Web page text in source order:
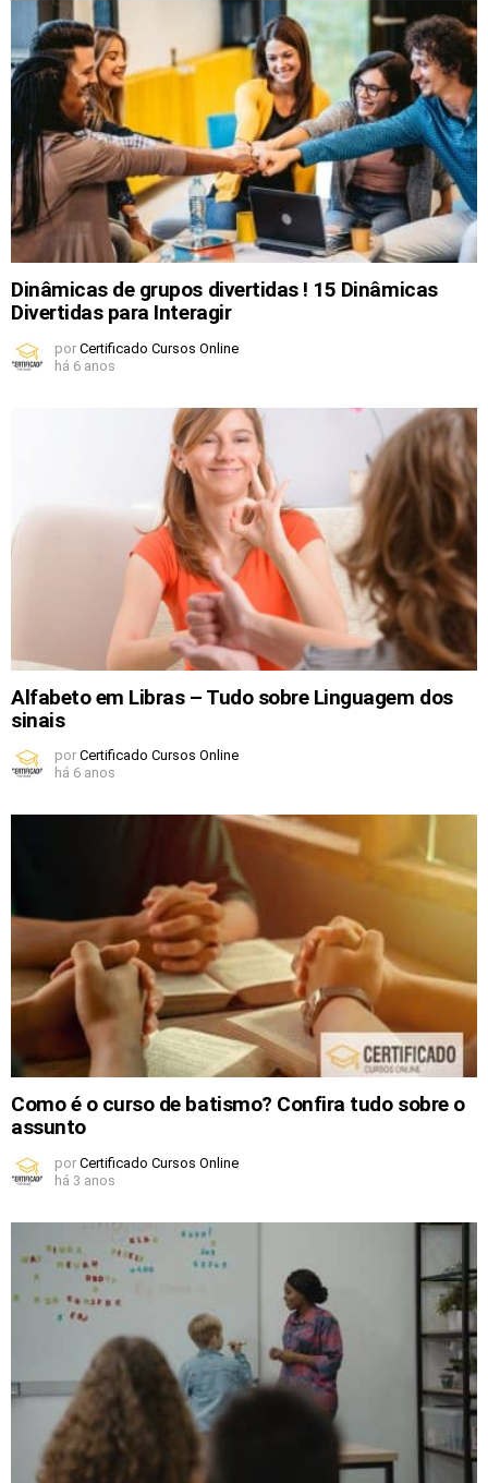
Dinâmicas de grupos divertidas ! 15 Dinâmicas
Divertidas para Interagir
por Certificado Cursos Online
há 6 anos
Alfabeto em Libras – Tudo sobre Linguagem dos
sinais
por Certificado Cursos Online
há 6 anos
Como é o curso de batismo? Confira tudo sobre o
assunto
por Certificado Cursos Online
há 3 anos